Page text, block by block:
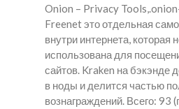
Onion – Privacy
Freenet это отдельная
внутри интернета, которая
использована для
сайтов. Kraken на бэкэнде
в ноды и делится частью
вознаграждений. Всего: 93